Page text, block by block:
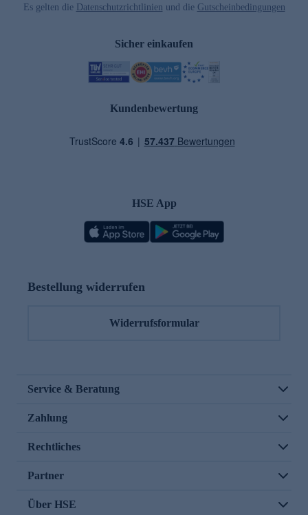
Es gelten die Datenschutzrichtlinien und die Gutscheinbedingungen
Sicher einkaufen
Kundenbewertung
HSE App
Bestellung widerrufen
Widerrufsformular
Service & Beratung
Zahlung
Rechtliches
Partner
Über HSE